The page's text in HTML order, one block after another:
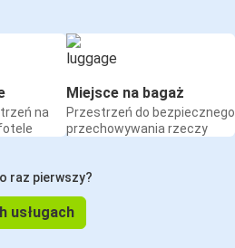
na
Miejsce na bagaż
Przestrzeń do bezpiecznego
przechowywania rzeczy
raz pierwszy?
usługach